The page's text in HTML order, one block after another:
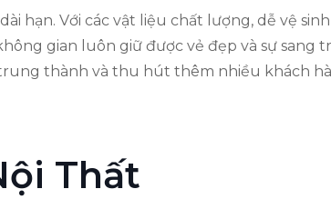
hạn. Với các vật liệu chất lượng, dễ vệ
gian luôn giữ được vẻ đẹp và sự sang
thành và thu hút thêm nhiều khách
Thất